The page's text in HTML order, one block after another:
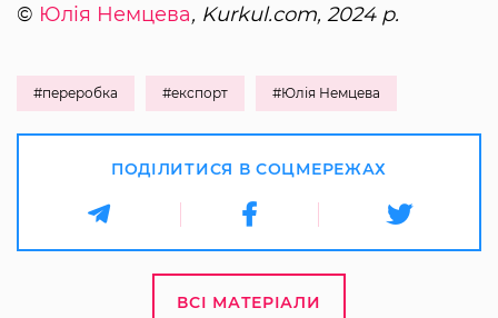
© Юлія Немцева, Kurkul.com, 2024 р.
#переробка #експорт #Юлія Немцева
ПОДІЛИТИСЯ В СОЦМЕРЕЖАХ
ВСІ МАТЕРІАЛИ